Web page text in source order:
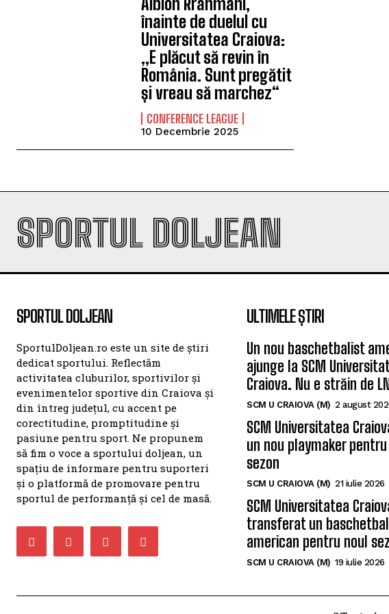
înainte de duelul cu
Universitatea Craiova:
„E plăcut să revin în
România. Sunt pregătit
și vreau să marchez“
CONFERENCE LEAGUE
10 Decembrie 2025
SPORTUL DOLJEAN
SPORTUL DOLJEAN
SportulDoljean.ro este un site de știri
dedicat sportului. Reflectăm
activitatea cluburilor, sportivilor și
evenimentelor sportive din Craiova și
din întreg județul, cu accent pe
corectitudine, promptitudine și
pasiune pentru sport. Ne propunem
să fim o voce a sportului doljean, un
spațiu de informare pentru suporteri
și o platformă de promovare pentru
sportul de performanță și cel de masă.
ULTIMELE ȘTIRI
Un nou baschetbalist
ajunge la SCM
Craiova. Nu e străin de
SCM U CRAIOVA (M) 2 august
SCM Universitatea
un nou playmaker pentru
sezon
SCM U CRAIOVA (M) 21 iulie 2026
SCM Universitatea
transferat un
american pentru noul
SCM U CRAIOVA (M) 19 iulie 2026